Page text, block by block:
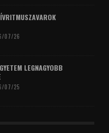
07/26
LEGNAGYOBB
07/25